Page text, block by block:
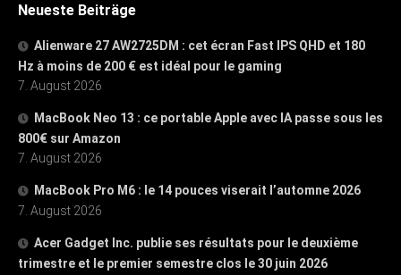
Neueste Beiträge
Alienware 27 AW2725DM : cet écran Fast IPS QHD et 180
Hz à moins de 200 € est idéal pour le gaming
7. August 2026
MacBook Neo 13 : ce portable Apple avec IA passe sous les
800€ sur Amazon
7. August 2026
MacBook Pro M6 : le 14 pouces viserait l’automne 2026
7. August 2026
Acer Gadget Inc. publie ses résultats pour le deuxième
trimestre et le premier semestre clos le 30 juin 2026